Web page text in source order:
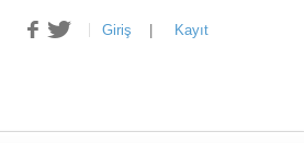
Giriş Kayıt